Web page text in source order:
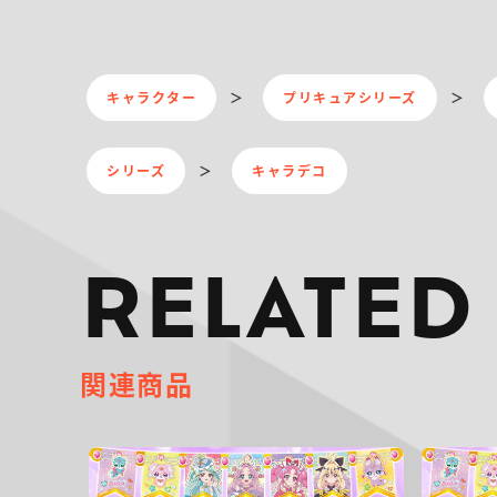
キャラクター プリキュアシリーズ
シリーズ キャラデコ
関連商品